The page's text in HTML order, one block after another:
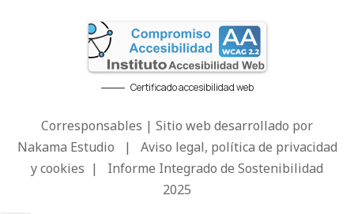
Certificado accesibilidad web
Corresponsables | Sitio web desarrollado por
Nakama Estudio | Aviso legal, política de privacidad
y cookies | Informe Integrado de Sostenibilidad
2025